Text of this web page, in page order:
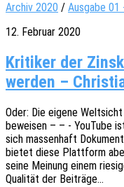
Archiv 2020 / Ausgabe 01
12. Februar 2020
Kritiker der
werden –
Oder: Die eigene
bewei­sen – – - YouTube
sich massen­haft
bietet diese Platt­form
seine Meinung einem
Quali­tät der Beiträge…